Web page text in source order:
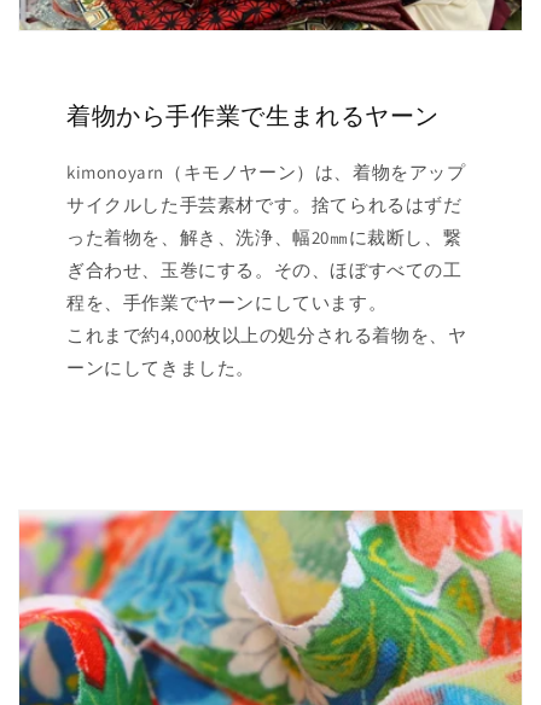
着物から手作業で生まれるヤーン
kimonoyarn（キモノヤーン）は、着物をアップ
サイクルした手芸素材です。捨てられるはずだ
った着物を、解き、洗浄、幅20㎜に裁断し、繋
ぎ合わせ、玉巻にする。その、ほぼすべての工
程を、手作業でヤーンにしています。
これまで約4,000枚以上の処分される着物を、ヤ
ーンにしてきました。